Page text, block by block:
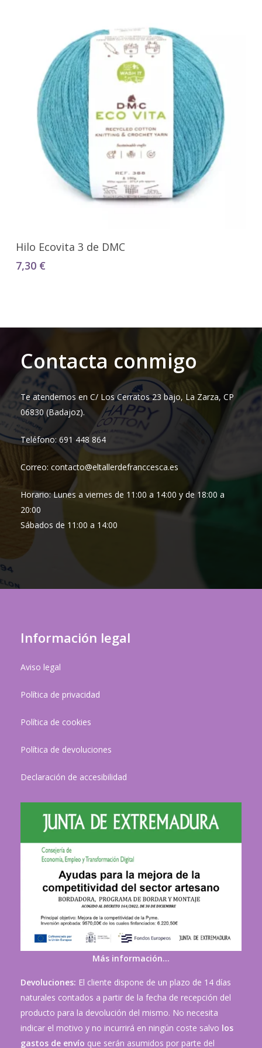
Seleccionar Opciones
Hilo Ecovita 3 de DMC
7,30 €
Contacta conmigo
Te atendemos en C/ Los Cerratos 23 bajo, La Zarza, CP
06830 (Badajoz).
Teléfono: 691 448 864
Correo: contacto@eltallerdefranccesca.es
Horario: Lunes a viernes de 11:00 a 14:00 y de 18:00 a
20:00
Sábados de 11:00 a 14:00
Información legal
Aviso legal
Política de privacidad
Política de cookies
Política de devoluciones
Declaración de accesibilidad
Más información…
Devoluciones: El cliente dispone de un plazo de 14 días
naturales contados a partir de la fecha de recepción del
producto para la devolución del mismo. No necesita
indicar el motivo y no incurrirá en ningún coste salvo los
gastos de envío que serán asumidos por parte del